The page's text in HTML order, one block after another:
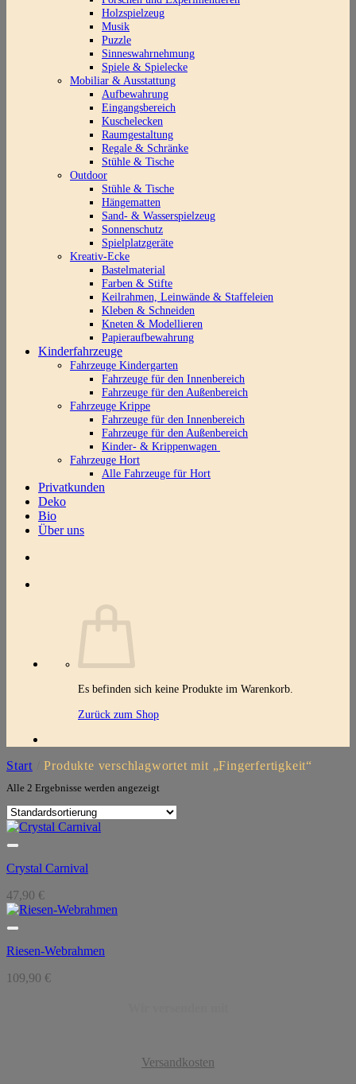
Holzspielzeug
Musik
Puzzle
Sinneswahrnehmung
Spiele & Spielecke
Mobiliar & Ausstattung
Aufbewahrung
Eingangsbereich
Kuschelecken
Raumgestaltung
Regale & Schränke
Stühle & Tische
Outdoor
Stühle & Tische
Hängematten
Sand- & Wasserspielzeug
Sonnenschutz
Spielplatzgeräte
Kreativ-Ecke
Bastelmaterial
Farben & Stifte
Keilrahmen, Leinwände & Staffeleien
Kleben & Schneiden
Kneten & Modellieren
Papieraufbewahrung
Kinderfahrzeuge
Fahrzeuge Kindergarten
Fahrzeuge für den Innenbereich
Fahrzeuge für den Außenbereich
Fahrzeuge Krippe
Fahrzeuge für den Innenbereich
Fahrzeuge für den Außenbereich
Kinder- & Krippenwagen
Fahrzeuge Hort
Alle Fahrzeuge für Hort
Privatkunden
Deko
Bio
Über uns
Es befinden sich keine Produkte im Warenkorb.
Zurück zum Shop
Start Produkte verschlagwortet mit „Fingerfertigkeit“
Alle 2 Ergebnisse werden angezeigt
Crystal Carnival
47,90 €
Riesen-Webrahmen
109,90 €
Versandkosten